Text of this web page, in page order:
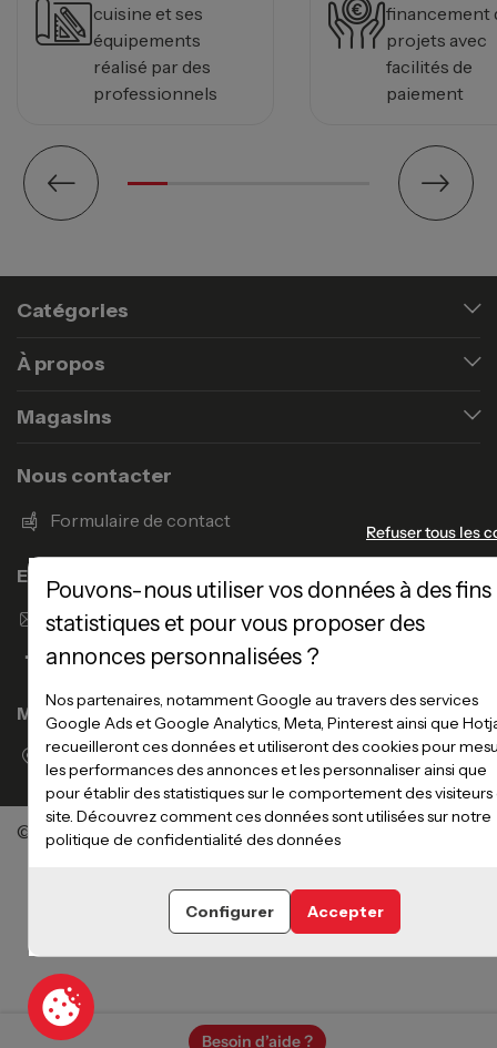
cuisine et ses
équipements
réalisé par des
professionnels
financement
projets avec
facilités de
paiement
Catégories
À propos
Magasins
Nous contacter
Formulaire de contact
Enseigne Atlas Home
Envoyer un email
Magasins
Voir la liste des magasins
©Meubles Atlas / Atlas Newco Tous droits réservés
Besoin d’aide ?
Refuser tous les
Pouvons-nous utiliser vos données à des fins
statistiques et pour vous proposer des
annonces personnalisées ?
Nos partenaires, notamment Google au travers des services
Google Ads et Google Analytics, Meta, Pinterest ainsi que
recueilleront ces données et utiliseront des cookies pour
les performances des annonces et les personnaliser ainsi que
pour établir des statistiques sur le comportement des visiteurs
site. Découvrez comment ces données sont utilisées sur notre
politique de confidentialité des données
Configurer Accepter